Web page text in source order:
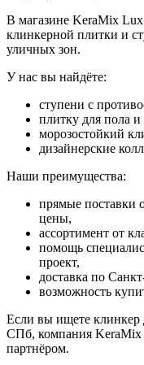
В магазине KeraMix
клинкерной плитки и
уличных зон.
У нас вы найдёте:
ступени с
плитку для пола и
морозостойкий
дизайнерские
Наши преимущества:
прямые поставки
цены,
ассортимент от
помощь
проект,
доставка по
возможность
Если вы ищете клинкер
СПб, компания
партнёром.